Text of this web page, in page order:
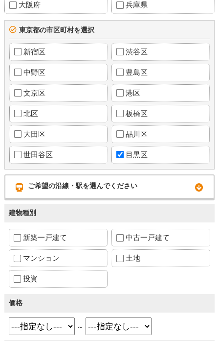
大阪府 兵庫県
東京都の市区町村を選択
新宿区 渋谷区
中野区 豊島区
文京区 港区
北区 板橋区
大田区 品川区
世田谷区 目黒区
ご希望の沿線・駅を選んでください
建物種別
新築一戸建て 中古一戸建て
マンション 土地
投資
価格
～